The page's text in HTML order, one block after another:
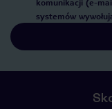
systemów